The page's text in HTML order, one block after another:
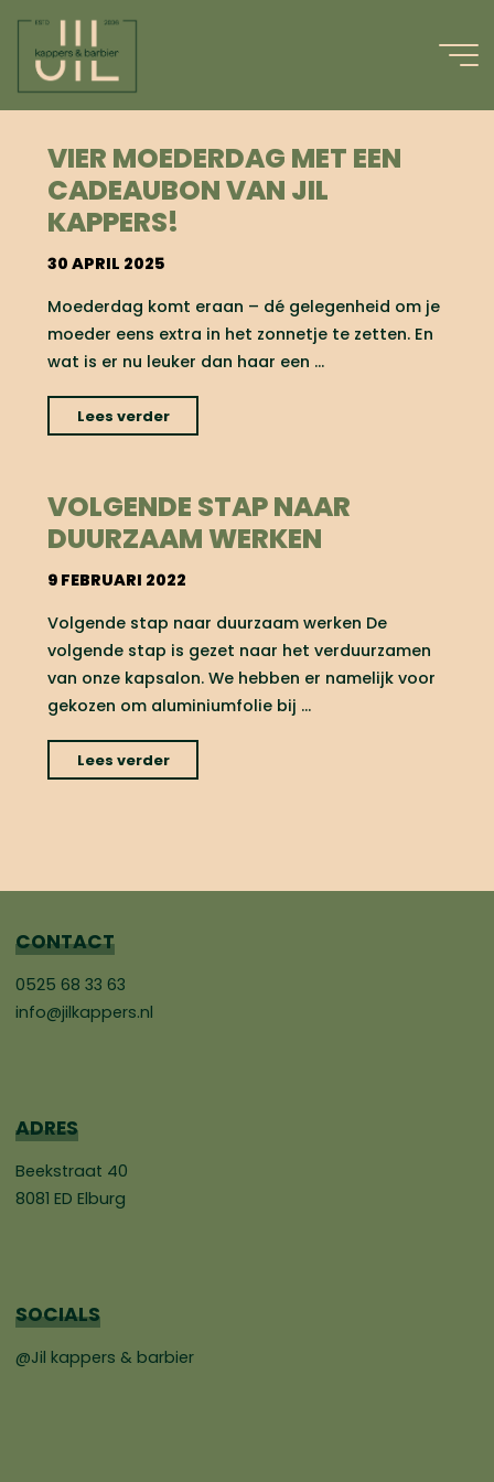
inhoud
VIER MOEDERDAG MET EEN
CADEAUBON VAN JIL
KAPPERS!
30 APRIL 2025
Moederdag komt eraan – dé gelegenheid om je
moeder eens extra in het zonnetje te zetten. En
wat is er nu leuker dan haar een …
Lees verder
Moederdag
een
cadeaubon
van
Jil
VOLGENDE STAP NAAR
DUURZAAM WERKEN
9 FEBRUARI 2022
Volgende stap naar duurzaam werken De
volgende stap is gezet naar het verduurzamen
van onze kapsalon. We hebben er namelijk voor
gekozen om aluminiumfolie bij …
Lees verder
stap
CONTACT
0525 68 33 63
info@jilkappers.nl
ADRES
Beekstraat 40
8081 ED Elburg
SOCIALS
@Jil kappers & barbier